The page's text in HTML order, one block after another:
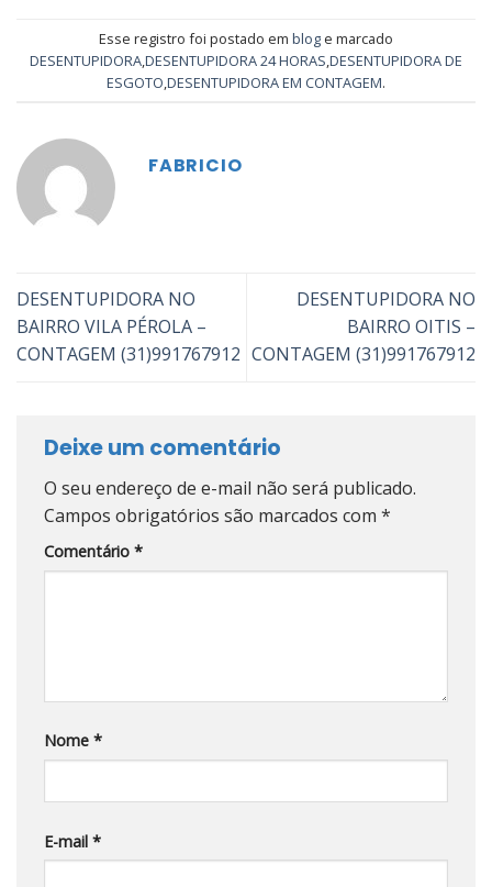
Esse registro foi postado em blog e marcado
DESENTUPIDORADESENTUPIDORA 24 HORAS DESENTUPIDORA DE
ESGOTO DESENTUPIDORA EM CONTAGEM.
FABRICIO
DESENTUPIDORA NO
BAIRRO VILA PÉROLA –
CONTAGEM (31)991767912
DESENTUPIDORA NO
BAIRRO OITIS –
CONTAGEM (31)991767912
Deixe um comentário
O seu endereço de e-mail não será publicado.
Campos obrigatórios são marcados com *
Comentário *
Nome *
E-mail *